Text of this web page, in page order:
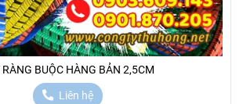
RÀNG BUỘC HÀNG BẢN 2,5CM
Liên hệ